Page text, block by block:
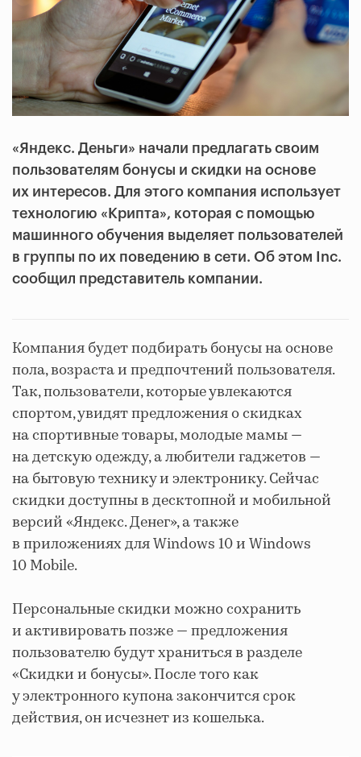
«Яндекс. Деньги» начали предлагать своим
пользователям бонусы и скидки на основе
их интересов. Для этого компания использует
технологию «Крипта», которая с помощью
машинного обучения выделяет пользователей
в группы по их поведению в сети. Об этом Inc.
сообщил представитель компании.
Компания будет подбирать бонусы на основе
пола, возраста и предпочтений пользователя.
Так, пользователи, которые увлекаются
спортом, увидят предложения о скидках
на спортивные товары, молодые мамы —
на детскую одежду, а любители гаджетов —
на бытовую технику и электронику. Сейчас
скидки доступны в десктопной и мобильной
версий «Яндекс. Денег», а также
в приложениях для Windows 10 и Windows
10 Mobile.
Персональные скидки можно сохранить
и активировать позже — предложения
пользователю будут храниться в разделе
«Скидки и бонусы». После того как
у электронного купона закончится срок
действия, он исчезнет из кошелька.